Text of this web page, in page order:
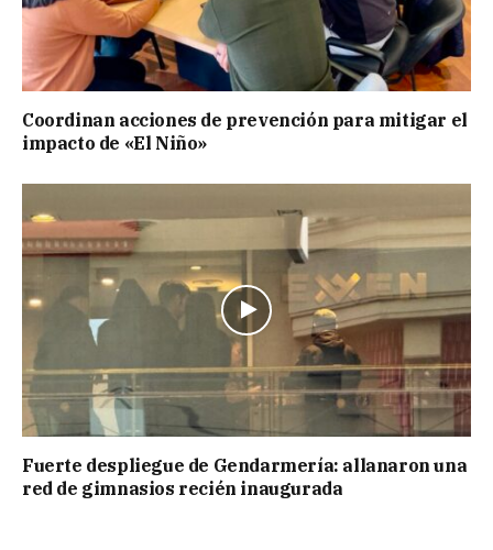
Coordinan acciones de prevención para mitigar el
impacto de «El Niño»
Fuerte despliegue de Gendarmería: allanaron una
red de gimnasios recién inaugurada